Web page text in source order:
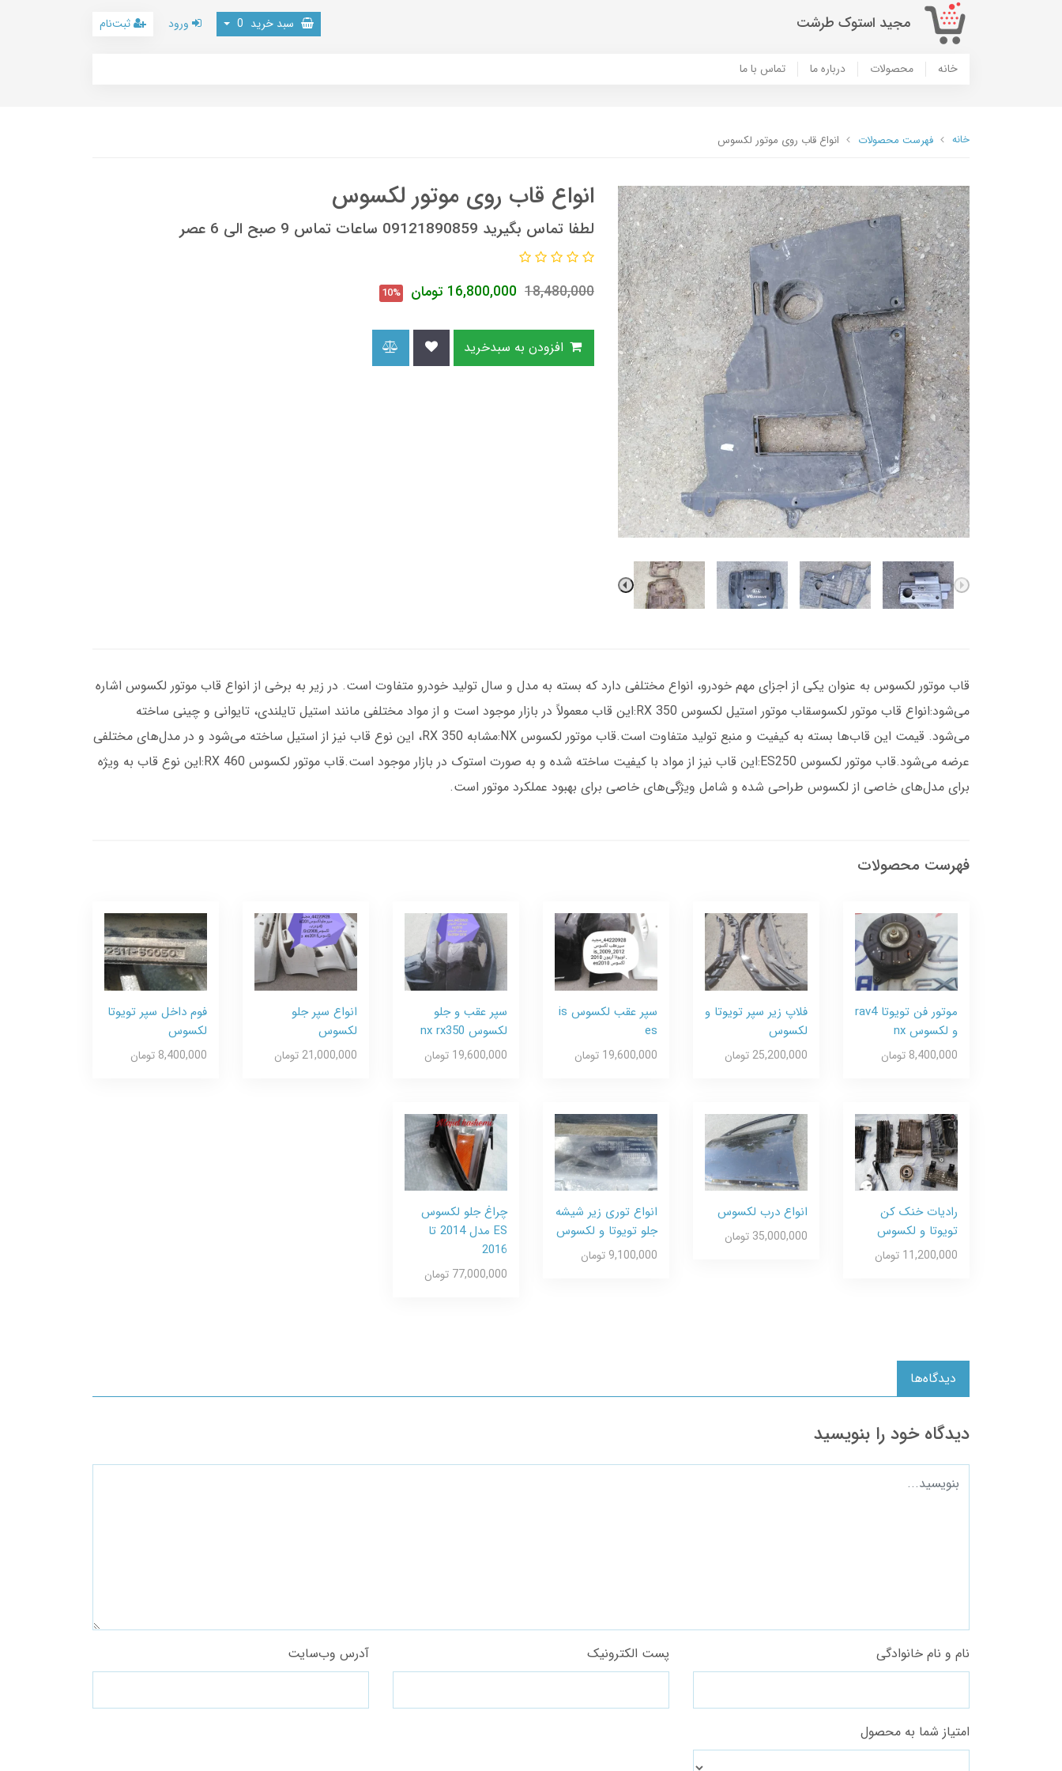
مجید استوک طرشت سبد خرید 0 ورود ثبت‌نام
خانه محصولات درباره ما تماس با ما
خانه فهرست محصولات انواع قاب روی موتور لکسوس
انواع قاب روی موتور لکسوس
لطفا تماس بگیرید 09121890859 ساعات تماس 9 صبح الی 6 عصر
18,480,000
16,800,000 تومان 10%
قاب موتور لکسوس به عنوان یکی از اجزای مهم خودرو، انواع مختلفی دارد که بسته به مدل و سال تولید خودرو متفاوت است. در زیر به برخی از انواع قاب موتور لکسوس اشاره
می‌شود:انواع قاب موتور لکسوسقاب موتور استیل لکسوس RX 350:این قاب معمولاً در بازار موجود است و از مواد مختلفی مانند استیل تایلندی، تایوانی و چینی ساخته
می‌شود. قیمت این قاب‌ها بسته به کیفیت و منبع تولید متفاوت است.قاب موتور لکسوس NX:مشابه RX 350، این نوع قاب نیز از استیل ساخته می‌شود و در مدل‌های مختلفی
عرضه می‌شود.قاب موتور لکسوس ES250:این قاب نیز از مواد با کیفیت ساخته شده و به صورت استوک در بازار موجود است.قاب موتور لکسوس RX 460:این نوع قاب به ویژه
برای مدل‌های خاصی از لکسوس طراحی شده و شامل ویژگی‌های خاصی برای بهبود عملکرد موتور است.
فهرست محصولات
موتور فن تویوتا rav4
و لکسوس nx
8,400,000 تومان
فلاپ زیر سپر تویوتا و
لکسوس
25,200,000 تومان
سپر عقب لکسوس is
es
19,600,000 تومان
سپر عقب و جلو
لکسوس nx rx350
19,600,000 تومان
انواع سپر جلو
لکسوس
21,000,000 تومان
فوم داخل سپر تویوتا
لکسوس
8,400,000 تومان
رادیات خنک کن
تویوتا و لکسوس
11,200,000 تومان
انواع درب لکسوس
35,000,000 تومان
انواع توری زیر شیشه
جلو تویوتا و لکسوس
9,100,000 تومان
چراغ جلو لکسوس
ES مدل 2014 تا
2016
77,000,000 تومان
دیدگاه‌ها
دیدگاه خود را بنویسید
نام و نام خانوادگی پست الکترونیک آدرس وب‌سایت
امتیاز شما به محصول